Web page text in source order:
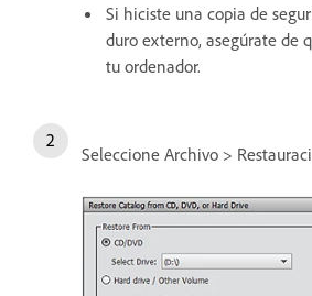
Si hiciste una copia de
duro externo, asegúrate de
tu ordenador.
Seleccione Archivo >